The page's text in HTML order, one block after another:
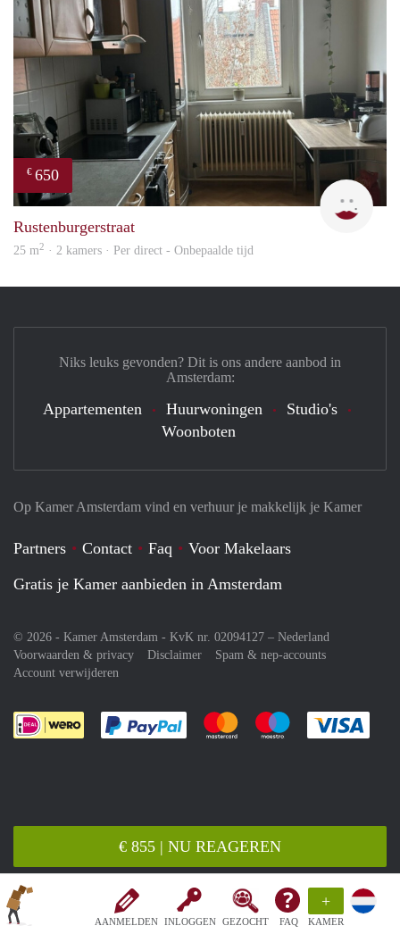
AANMELDEN INLOGGEN GEZOCHT FAQ
+
KAMER
€ 855 | NU REAGEREN
€ 650
Rustenburgerstraat
25 m2 · 2 kamers · Per direct - Onbepaalde tijd
Op Kamer Amsterdam vind en verhuur je makkelijk je Kamer
Partners Contact Faq
Voor Makelaars
Gratis je Kamer aanbieden in Amsterdam
© 2026 - Kamer Amsterdam - KvK nr. 02094127 – Nederland
Voorwaarden & privacy
Disclaimer
Spam & nep-accounts
Account verwijderen
Je rekent gemakkelijk af met Paypal
Je rekent gemakkelijk af met
Je rekent
Niks leuks gevonden? Dit is ons andere aanbod in
Amsterdam:
Appartementen Huurwoningen
Studio's
Woonboten